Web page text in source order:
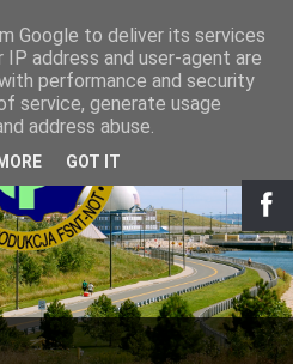
Google to deliver its services
address and user-agent are
performance and security
service, generate usage
address abuse.
GOT IT